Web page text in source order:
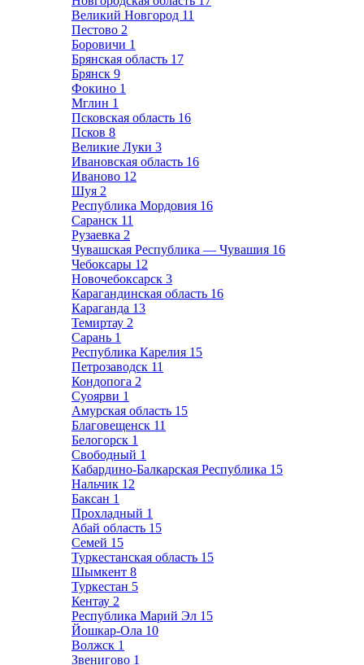
Великий Новгород 11
Пестово 2
Боровичи 1
Брянская область 17
Брянск 9
Фокино 1
Мглин 1
Псковская область 16
Псков 8
Великие Луки 3
Ивановская область 16
Иваново 12
Шуя 2
Республика Мордовия 16
Саранск 11
Рузаевка 2
Чувашская Республика — Чувашия 16
Чебоксары 12
Новочебоксарск 3
Карагандинская область 16
Караганда 13
Темиртау 2
Сарань 1
Республика Карелия 15
Петрозаводск 11
Кондопога 2
Суоярви 1
Амурская область 15
Благовещенск 11
Белогорск 1
Свободный 1
Кабардино-Балкарская Республика 15
Нальчик 12
Баксан 1
Прохладный 1
Абай область 15
Семей 15
Туркестанская область 15
Шымкент 8
Туркестан 5
Кентау 2
Республика Марий Эл 15
Йошкар-Ола 10
Волжск 1
Звенигово 1